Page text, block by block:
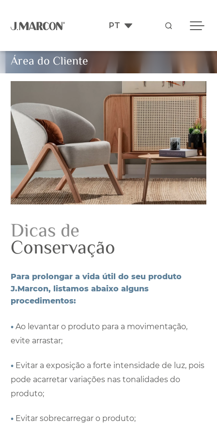
Área do Cliente
Dicas de
Conservação
Para prolongar a vida útil do seu produto
J.Marcon, listamos abaixo alguns
procedimentos:
• Ao levantar o produto para a movimentação,
evite arrastar;
• Evitar a exposição a forte intensidade de luz, pois
pode acarretar variações nas tonalidades do
produto;
• Evitar sobrecarregar o produto;